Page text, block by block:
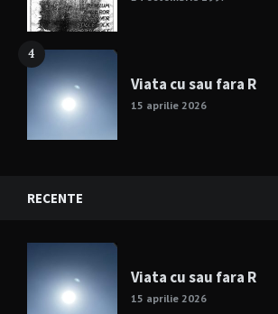
4
Viata cu sau fara R
15 aprilie 2026
RECENTE
Viata cu sau fara R
15 aprilie 2026